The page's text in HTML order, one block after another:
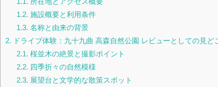
1.2. 施設概要と利用条件
1.3. 名称と由来の背景
2. ドライブ体験：九十九曲 高森自然公園 レビューとしての見ど
2.1. 桜並木の絶景と撮影ポイント
2.2. 四季折々の自然模様
2.3. 展望台と文学的な散策スポット